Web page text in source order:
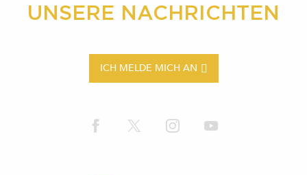
UNSERE NACHRICHTEN
ICH MELDE MICH AN